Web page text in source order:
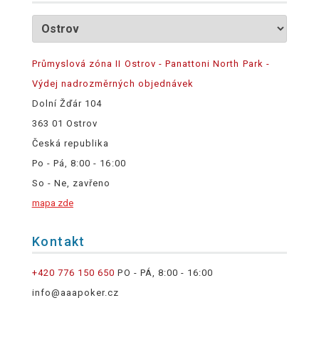
Průmyslová zóna II Ostrov - Panattoni North Park -
Výdej nadrozměrných objednávek
Dolní Žďár 104
363 01 Ostrov
Česká republika
Po - Pá, 8:00 - 16:00
So - Ne, zavřeno
mapa zde
Kontakt
+420 776 150 650 PO - PÁ, 8:00 - 16:00
info@aaapoker.cz